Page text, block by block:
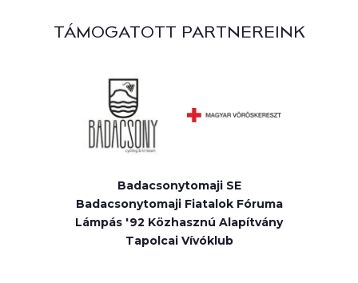
TÁMOGATOTT PARTNEREINK
Badacsonytomaji SE
Badacsonytomaji Fiatalok Fóruma
Lámpás '92 Közhasznú Alapítvány
Tapolcai Vívóklub